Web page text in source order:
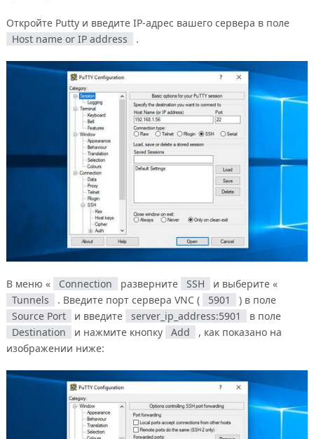
Откройте Putty и введите IP-адрес вашего сервера в поле
Host name or IP address
.
В меню « Connection разверните SSH
и выберите «
Tunnels
. Введите порт сервера VNC ( 5901
) в поле
Source Port
и введите server_ip_address:5901
в поле
Destination
и нажмите кнопку Add
, как показано на
изображении ниже: